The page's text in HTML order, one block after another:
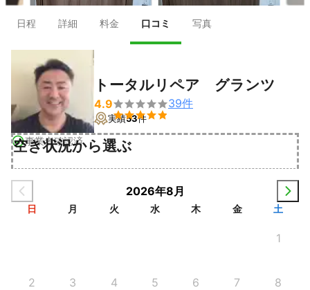
日程 詳細 料金 口コミ 写真
事業者確認済
トータルリペア グランツ
4.9

39件
実績53件
空き状況から選ぶ
2026年8月
日 月 火 水 木 金 土
1
2 3 4 5 6 7 8